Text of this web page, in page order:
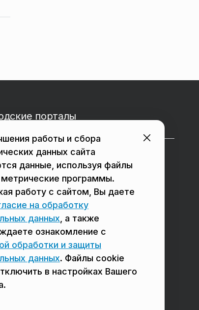
порталы
в Балашихе
Посаде в Люберцах
в Щёлково
работы и сбора
данных сайта
данные, используя файлы
программы.
работу с сайтом, Вы даете
на обработку
данных , а также
ознакомление с
обработки и защиты
данных. Файлы cookie
в настройках Вашего